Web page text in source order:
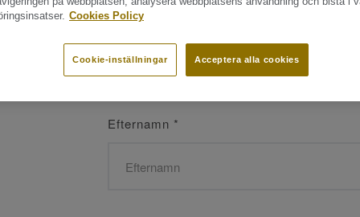
Namn
Efternamn *
Cookies Policy
Acceptera alla cookies
Cookie-inställningar